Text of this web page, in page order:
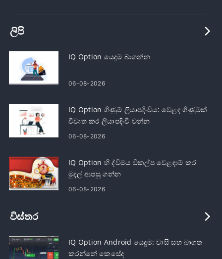
ලිපි
IQ Option යෙදුම බාගන්න
06-08-2026
IQ Option ගිණුම් ලියාපදිංචිය: වෙළඳ ගිණුමක්
විවෘත කර ලියාපදිංචි වන්න
06-08-2026
IQ Option හි ද්විමය විකල්ප වෙළඳාම් කර
මුදල් ආපසු ගන්න
06-08-2026
විස්තර
IQ Option Android යෙදුම: වාසි සහ බාගත
කරන්නේ කෙසේද